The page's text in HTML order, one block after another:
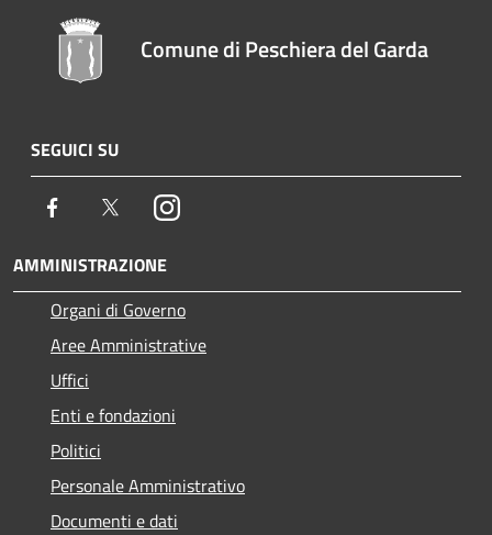
Comune di Peschiera del Garda
SEGUICI SU
Facebook TwitterInstagram
AMMINISTRAZIONE
Organi di Governo
Aree Amministrative
Uffici
Enti e fondazioni
Politici
Personale Amministrativo
Documenti e dati